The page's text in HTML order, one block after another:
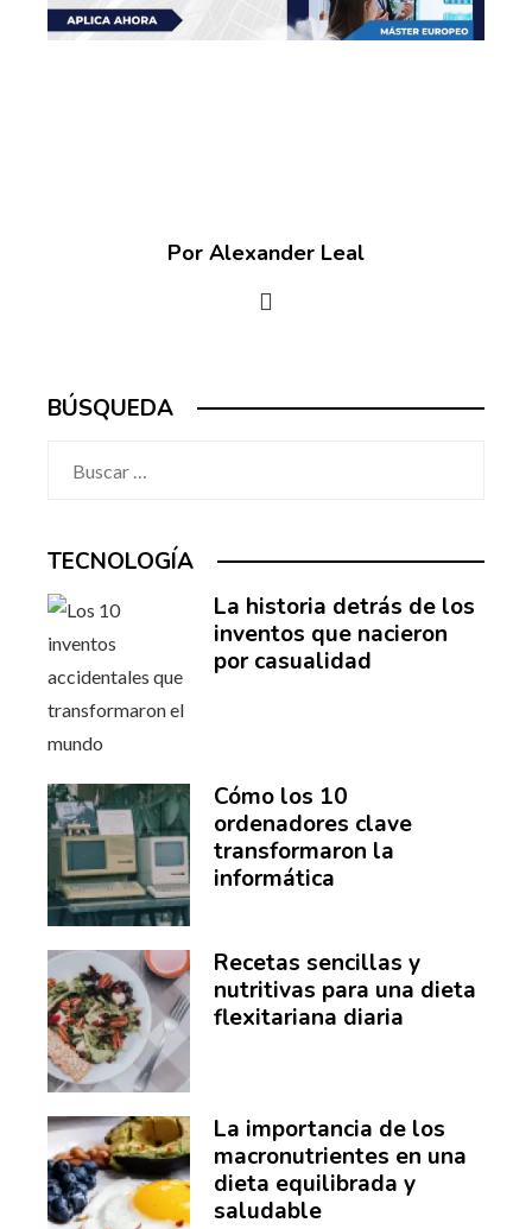
Por Alexander Leal
BÚSQUEDA
TECNOLOGÍA
La historia detrás de los
inventos que nacieron
por casualidad
Cómo los 10
ordenadores clave
transformaron la
informática
Recetas sencillas y
nutritivas para una dieta
flexitariana diaria
La importancia de los
macronutrientes en una
dieta equilibrada y
saludable